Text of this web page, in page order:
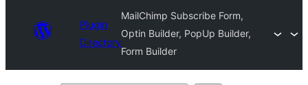
Plugin
Directory
MailChimp Subscribe Form,
Optin Builder, PopUp Builder,
Form Builder